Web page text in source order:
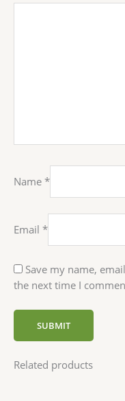
Name *
Email *
Save my name,
the next time I
Related products